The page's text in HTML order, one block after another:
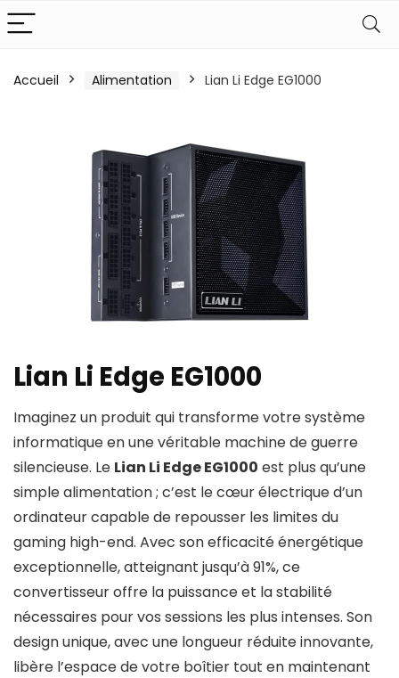
Accueil Alimentation Lian Li Edge EG1000
Lian Li Edge EG1000
Imaginez un produit qui transforme votre système
informatique en une véritable machine de guerre
silencieuse. Le Lian Li Edge EG1000 est plus qu’une
simple alimentation ; c’est le cœur électrique d’un
ordinateur capable de repousser les limites du
gaming high-end. Avec son efficacité énergétique
exceptionnelle, atteignant jusqu’à 91%, ce
convertisseur offre la puissance et la stabilité
nécessaires pour vos sessions les plus intenses. Son
design unique, avec une longueur réduite innovante,
libère l’espace de votre boîtier tout en maintenant